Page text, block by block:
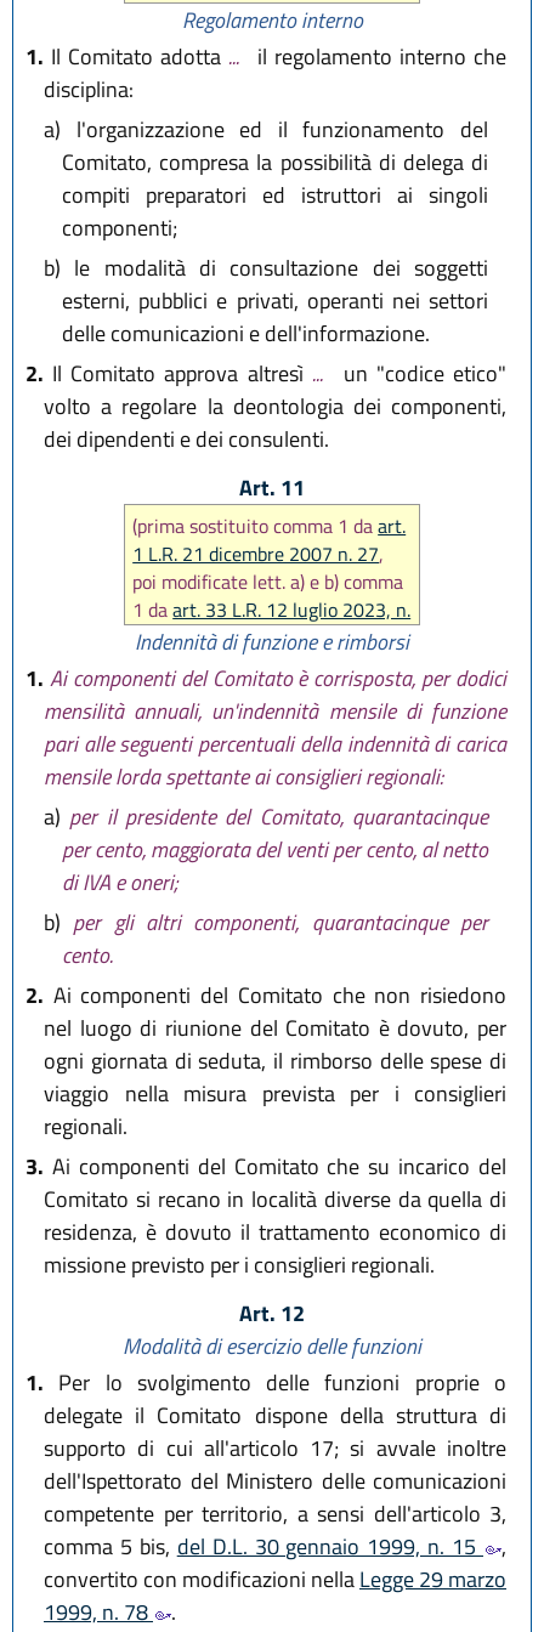
Regolamento interno
1. Il Comitato adotta ...
il regolamento interno che
disciplina:
a) l'organizzazione ed il funzionamento del
Comitato, compresa la possibilità di delega di
compiti preparatori ed istruttori ai singoli
componenti;
b) le modalità di consultazione dei soggetti
esterni, pubblici e privati, operanti nei settori
delle comunicazioni e dell'informazione.
2. Il Comitato approva altresì ...
un "codice etico"
volto a regolare la deontologia dei componenti,
dei dipendenti e dei consulenti.
Art. 11
(prima sostituito comma 1 daart.
1 L.R. 21 dicembre 2007 n. 27,
poi modificate lett. a) e b) comma
1 daart. 33 L.R. 12 luglio 2023, n.
7)
Indennità di funzione e rimborsi
1. Ai componenti del Comitato è corrisposta, per dodici
mensilità annuali, un'indennità mensile di funzione
pari alle seguenti percentuali della indennità di carica
mensile lorda spettante ai consiglieri regionali:
a) per il presidente del Comitato, quarantacinque
per cento, maggiorata del venti per cento, al netto
di IVA e oneri;
b) per gli altri componenti, quarantacinque per
cento.
2. Ai componenti del Comitato che non risiedono
nel luogo di riunione del Comitato è dovuto, per
ogni giornata di seduta, il rimborso delle spese di
viaggio nella misura prevista per i consiglieri
regionali.
3. Ai componenti del Comitato che su incarico del
Comitato si recano in località diverse da quella di
residenza, è dovuto il trattamento economico di
missione previsto per i consiglieri regionali.
Art. 12
Modalità di esercizio delle funzioni
1. Per lo svolgimento delle funzioni proprie o
delegate il Comitato dispone della struttura di
supporto di cui all'articolo 17; si avvale inoltre
dell'Ispettorato del Ministero delle comunicazioni
competente per territorio, a sensi dell'articolo 3,
comma 5 bis, del D.L. 30 gennaio 1999, n. 15
,
convertito con modificazioni nellaLegge 29 marzo
1999, n. 78
.